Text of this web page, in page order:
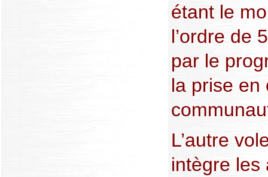
étant le
l’ordre de
par le
la prise en
L’autre
intègre les